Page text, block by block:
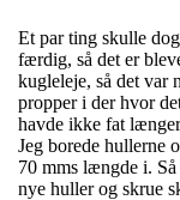
Et par ting skulle
færdig, så det er
kugleleje, så det var
propper i der hvor
havde ikke fat
Jeg borede hullerne
70 mms længde i.
nye huller og skrue